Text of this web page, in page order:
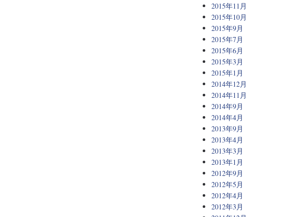
2015年11月
2015年10月
2015年9月
2015年7月
2015年6月
2015年3月
2015年1月
2014年12月
2014年11月
2014年9月
2014年4月
2013年9月
2013年4月
2013年3月
2013年1月
2012年9月
2012年5月
2012年4月
2012年3月